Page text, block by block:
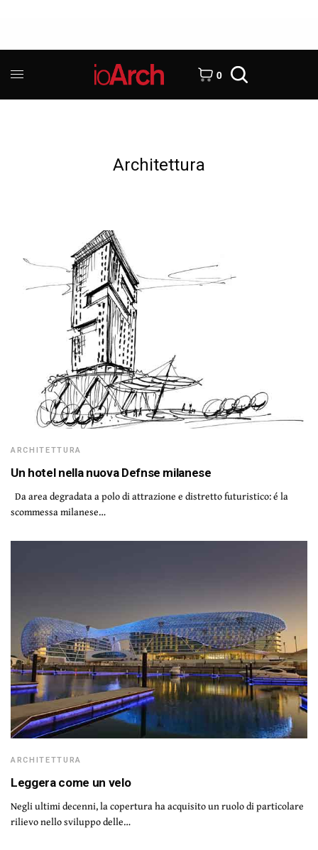
0
Architettura
ARCHITETTURA
Un hotel nella nuova Defnse milanese
Da area degradata a polo di attrazione e distretto futuristico: é la
scommessa milanese…
ARCHITETTURA
Leggera come un velo
Negli ultimi decenni, la copertura ha acquisito un ruolo di particolare
rilievo nello sviluppo delle…